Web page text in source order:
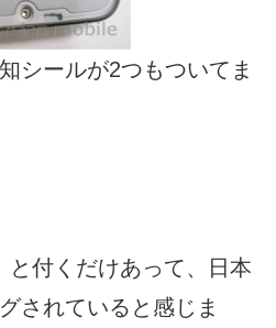
シールが2つもついてま
と付くだけあって、日本
されていると感じま